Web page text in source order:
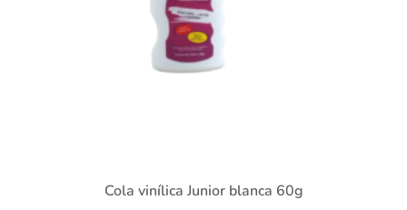
Cola vinílica Junior blanca 60g